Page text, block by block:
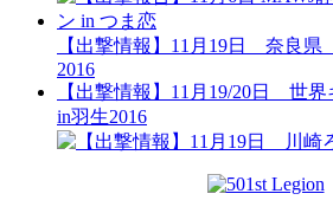
【出撃情報】11月19日 奈良
2016
【出撃情報】11月19/20日 世
in羽生2016